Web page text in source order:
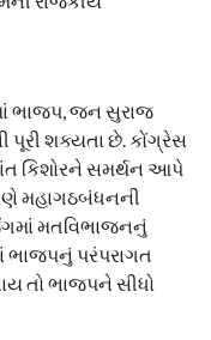
ભાજપ, જન સુરાજ
પૂરી શક્યતા છે. કોંગ્રેસ
કિશોરને સમર્થન આપે
મહાગઠબંધનની
મતવિભાજનનું
ભાજપનું પરંપરાગત
તો ભાજપને સીધો